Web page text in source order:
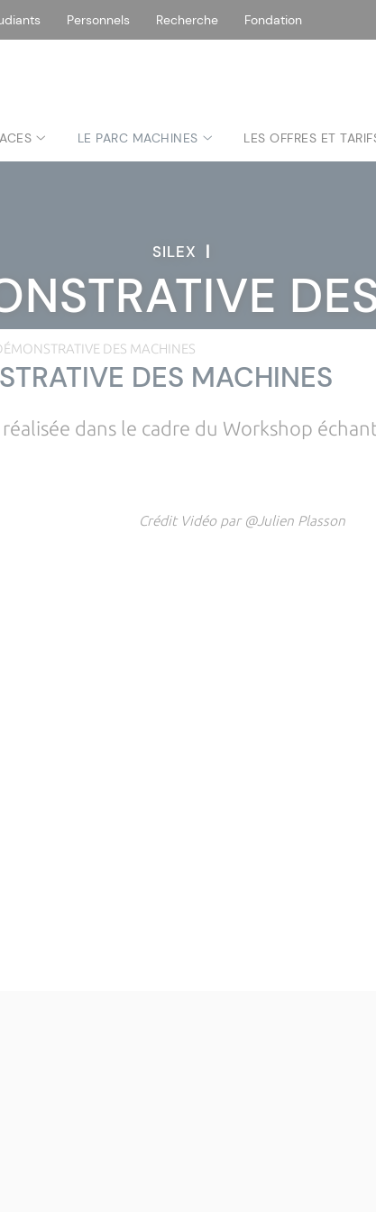
Personnels Recherche Fondation
LE PARC MACHINES LES OFFRES ET
SILEX |
DES MACHINES
DES MACHINES
dans le cadre du Workshop
Crédit Vidéo par @Julien Plasson